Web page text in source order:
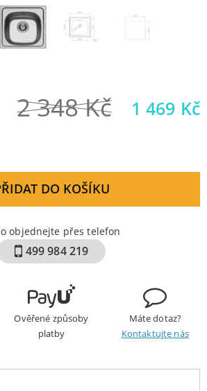
2 348Kč
Původní
1 469 Kč
DO KOŠÍKU
objednejte přes telefon
499 984 219
Ověřené způsoby
platby
Máte dotaz?
Kontaktujte nás